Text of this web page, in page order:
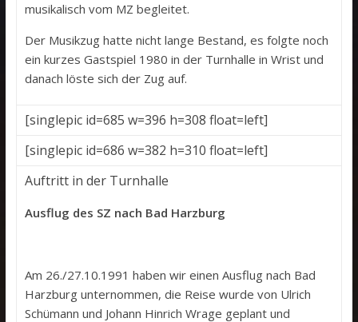
musikalisch vom MZ begleitet.
Der Musikzug hatte nicht lange Bestand, es folgte noch
ein kurzes Gastspiel 1980 in der Turnhalle in Wrist und
danach löste sich der Zug auf.
[singlepic id=685 w=396 h=308 float=left]
[singlepic id=686 w=382 h=310 float=left]
Auftritt in der Turnhalle
Ausflug des SZ nach Bad Harzburg
Am 26./27.10.1991 haben wir einen Ausflug nach Bad
Harzburg unternommen, die Reise wurde von Ulrich
Schümann und Johann Hinrich Wrage geplant und